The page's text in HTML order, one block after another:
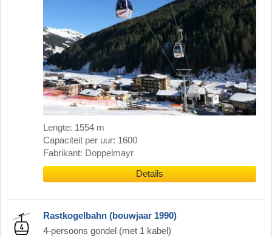
Lengte: 1554 m
Capaciteit per uur: 1600
Fabrikant: Doppelmayr
Details
Rastkogelbahn (bouwjaar 1990)
4-persoons gondel (met 1 kabel)